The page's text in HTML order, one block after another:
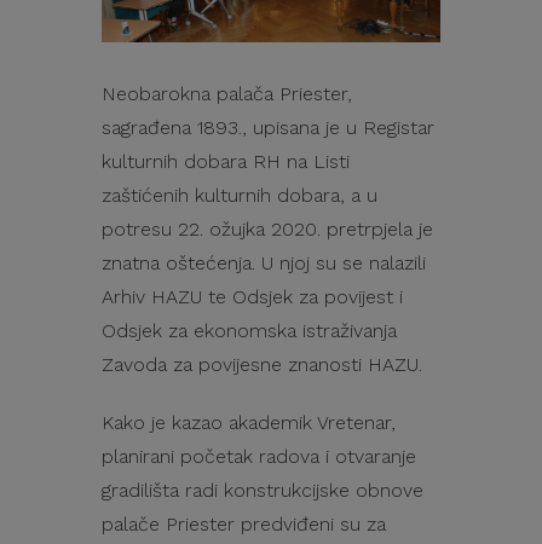
Neobarokna palača Priester,
sagrađena 1893., upisana je u Registar
kulturnih dobara RH na Listi
zaštićenih kulturnih dobara, a u
potresu 22. ožujka 2020. pretrpjela je
znatna oštećenja. U njoj su se nalazili
Arhiv HAZU te Odsjek za povijest i
Odsjek za ekonomska istraživanja
Zavoda za povijesne znanosti HAZU.
Kako je kazao akademik Vretenar,
planirani početak radova i otvaranje
gradilišta radi konstrukcijske obnove
palače Priester predviđeni su za